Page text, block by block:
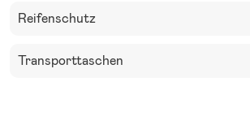
Reifenschutz
Transporttaschen